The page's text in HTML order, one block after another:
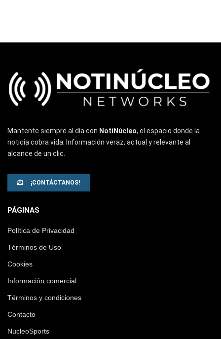
Mantente siempre al día con NotiNúcleo, el espacio donde la
noticia cobra vida. Información veraz, actual y relevante al
alcance de un clic.
¡CONTÁCTANOS!
PÁGINAS
Política de Privacidad
Términos de Uso
Cookies
Información comercial
Términos y condiciones
Contacto
NucleoSports